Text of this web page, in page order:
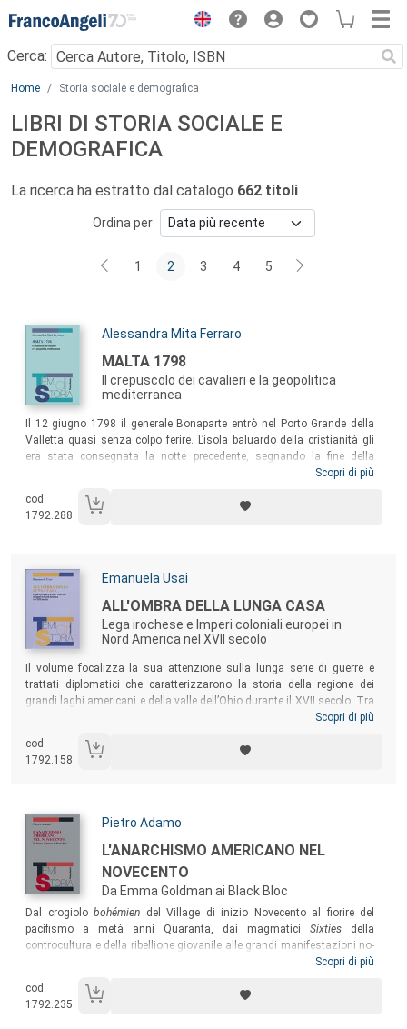
Menu
Cerca:
Main content
Home Storia sociale e demografica
LIBRI DI STORIA SOCIALE E
DEMOGRAFICA
La ricerca ha estratto dal catalogo 662 titoli
Ordina per
1 2 3 4 5
Autori:
Alessandra Mita Ferraro
Titolo:
MALTA 1798
Il crepuscolo dei cavalieri e la geopolitica
mediterranea
Sommario:
Il 12 giugno 1798 il generale Bonaparte entrò nel Porto Grande della
Valletta quasi senza colpo ferire. L’isola baluardo della cristianità gli
era stata consegnata la notte precedente, segnando la fine della
sovranità sull’arcipelago maltese dei cavalieri dell’Ordine di San
internazionale e lo studio di una documentazione in parte inedita, il
volume analizza le molteplici cause che hanno portato alla consegna
storia giovannita al suo crepuscolo.
Scopri di più
cod.
1792.288
Autori:
Emanuela Usai
Titolo:
ALL'OMBRA DELLA LUNGA CASA
Lega irochese e Imperi coloniali europei in
Nord America nel XVII secolo
Sommario:
Il volume focalizza la sua attenzione sulla lunga serie di guerre e
trattati diplomatici che caratterizzarono la storia della regione dei
grandi laghi americani e della valle dell’Ohio durante il XVII secolo. Tra
i protagonisti di questo intenso periodo vi fu senz’altro la Lega delle
nativa, che portò avanti una guerra espansionistica ai danni dei vicini
nativi che può essere identificata quale elemento fondamentale delle
Scopri di più
cod.
1792.158
Autori:
Pietro Adamo
Titolo:
L'ANARCHISMO AMERICANO NEL
NOVECENTO
Da Emma Goldman ai Black Bloc
Sommario:
Dal crogiolo bohémien del Village di inizio Novecento al fiorire del
pacifismo a metà anni Quaranta, dai magmatici Sixties della
controcultura e della ribellione giovanile alle grandi manifestazioni no-
global di fine secolo, dai Black Bloc di Seattle (1999) sino a Occupy
negli Stati Uniti, che i libertari americani hanno presentato come
l’espressione più aderente e fedele allo spirito della nazione.
Scopri di più
cod.
1792.235